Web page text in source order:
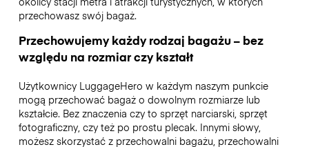
przechowasz swój bagaż.
Przechowujemy każdy rodzaj bagażu – bez
względu na rozmiar czy kształt
Użytkownicy LuggageHero w każdym naszym punkcie
mogą przechować bagaż o dowolnym rozmiarze lub
kształcie. Bez znaczenia czy to sprzęt narciarski, sprzęt
fotograficzny, czy też po prostu plecak. Innymi słowy,
możesz skorzystać z przechowalni bagażu, przechowalni